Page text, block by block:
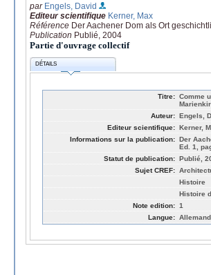
par Engels, David
Editeur scientifique Kerner, Max
Référence Der Aachener Dom als Ort
Publication Publié, 2004
Partie d'ouvrage collectif
DÉTAILS
Titre: Comme
Auteur: Engels,
Editeur scientifique: Kerner,
Informations sur la publication: Der
Ed. 1,
Statut de publication: Publié,
Sujet CREF:
Histoire
Histoire
Note edition: 1
Langue: Allemand